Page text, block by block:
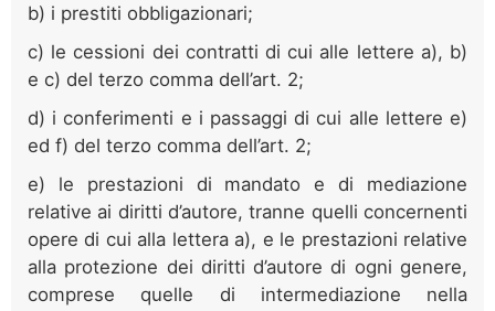
b) i prestiti obbligazionari;
c) le cessioni dei contratti di cui alle lettere a), b)
e c) del terzo comma dell’art. 2;
d) i conferimenti e i passaggi di cui alle lettere e)
ed f) del terzo comma dell’art. 2;
e) le prestazioni di mandato e di mediazione
relative ai diritti d’autore, tranne quelli concernenti
opere di cui alla lettera a), e le prestazioni relative
alla protezione dei diritti d’autore di ogni genere,
comprese quelle di intermediazione nella